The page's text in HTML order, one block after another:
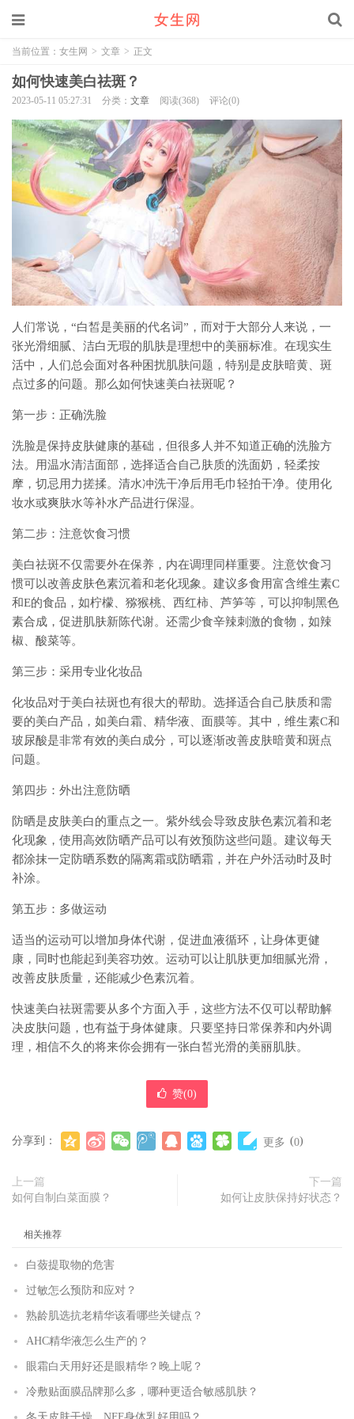
当前位置： 女生网 > 文章 > 正文
如何快速美白祛斑？
2023-05-11 05:27:31 分类： 文章 阅读(368) 评论(0)
人们常说，“白皙是美丽的代名词”，而对于大部分人来说，一
张光滑细腻、洁白无瑕的肌肤是理想中的美丽标准。在现实生
活中，人们总会面对各种困扰肌肤问题，特别是皮肤暗黄、斑
点过多的问题。那么如何快速美白祛斑呢？
第一步：正确洗脸
洗脸是保持皮肤健康的基础，但很多人并不知道正确的洗脸方
法。用温水清洁面部，选择适合自己肤质的洗面奶，轻柔按
摩，切忌用力搓揉。清水冲洗干净后用毛巾轻拍干净。使用化
妆水或爽肤水等补水产品进行保湿。
第二步：注意饮食习惯
美白祛斑不仅需要外在保养，内在调理同样重要。注意饮食习
惯可以改善皮肤色素沉着和老化现象。建议多食用富含维生素C
和E的食品，如柠檬、猕猴桃、西红柿、芦笋等，可以抑制黑色
素合成，促进肌肤新陈代谢。还需少食辛辣刺激的食物，如辣
椒、酸菜等。
第三步：采用专业化妆品
化妆品对于美白祛斑也有很大的帮助。选择适合自己肤质和需
要的美白产品，如美白霜、精华液、面膜等。其中，维生素C和
玻尿酸是非常有效的美白成分，可以逐渐改善皮肤暗黄和斑点
问题。
第四步：外出注意防晒
防晒是皮肤美白的重点之一。紫外线会导致皮肤色素沉着和老
化现象，使用高效防晒产品可以有效预防这些问题。建议每天
都涂抹一定防晒系数的隔离霜或防晒霜，并在户外活动时及时
补涂。
第五步：多做运动
适当的运动可以增加身体代谢，促进血液循环，让身体更健
康，同时也能起到美容功效。运动可以让肌肤更加细腻光滑，
改善皮肤质量，还能减少色素沉着。
快速美白祛斑需要从多个方面入手，这些方法不仅可以帮助解
决皮肤问题，也有益于身体健康。只要坚持日常保养和内外调
理，相信不久的将来你会拥有一张白皙光滑的美丽肌肤。
赞(0)
分享到： 更多 (0)
上一篇
如何自制白菜面膜？
下一篇
如何让皮肤保持好状态？
相关推荐
白蔹提取物的危害
过敏怎么预防和应对？
熟龄肌选抗老精华该看哪些关键点？
AHC精华液怎么生产的？
眼霜白天用好还是眼精华？晚上呢？
冷敷贴面膜品牌那么多，哪种更适合敏感肌肤？